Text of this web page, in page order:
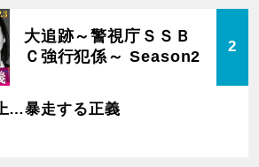
大追跡～警視庁ＳＳＢ
Ｃ強行犯係～ Season2
2
…暴走する正義